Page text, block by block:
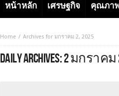
หน้าหลัก เศรษฐกิจ คุณภา
Home Archives for มกราคม 2, 2025
DAILY ARCHIVES:2 มกราคม